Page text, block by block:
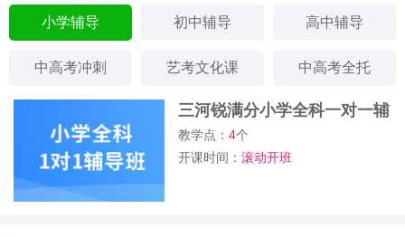
小学辅导 初中辅导 高中辅导
中高考冲刺 艺考文化课 中高考全托
三河锐满分小学全科一对一辅
导班
教学点：4个
开课时间：滚动开班